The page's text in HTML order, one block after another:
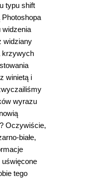
typu shift
widzenia
widziany
krzywych
winietą i
wyrazu
Oczywiście,
białe,
tego